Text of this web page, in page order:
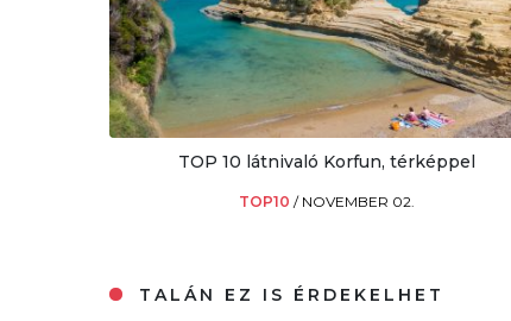
TOP 10 látnivaló Korfun, térképpel
TOP10/ NOVEMBER 02.
TALÁN EZ IS ÉRDEKELHET